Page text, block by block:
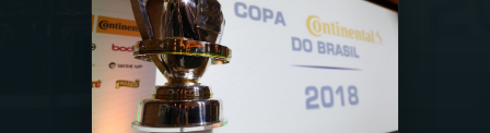
PROGRAMAS
PODCASTS